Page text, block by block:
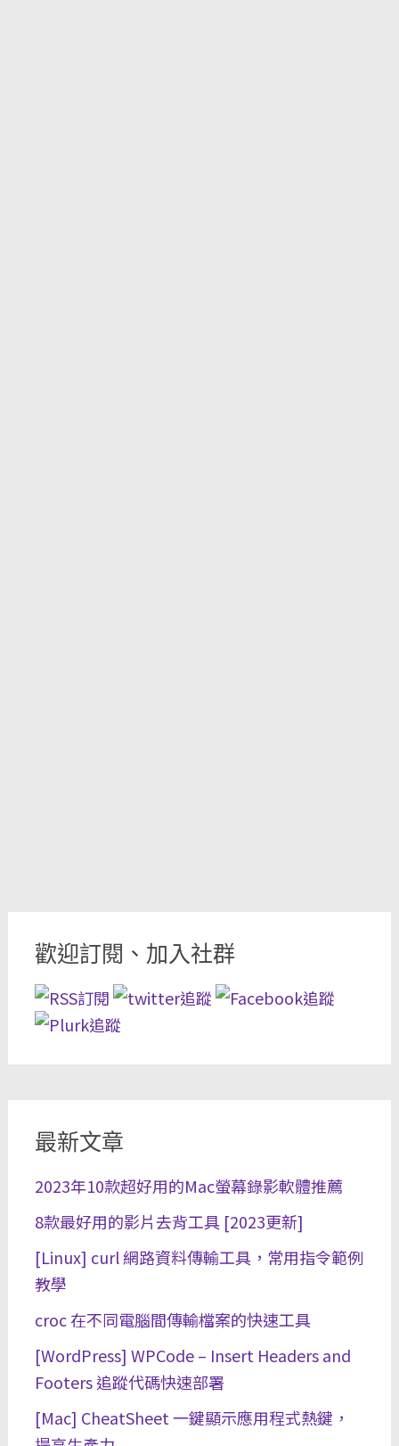
歡迎訂閱、加入社群
最新文章
2023年10款超好用的Mac螢幕錄影軟體推薦
8款最好用的影片去背工具 [2023更新]
[Linux] curl 網路資料傳輸工具，常用指令範例
教學
croc 在不同電腦間傳輸檔案的快速工具
[WordPress] WPCode – Insert Headers and
Footers 追蹤代碼快速部署
[Mac] CheatSheet 一鍵顯示應用程式熱鍵，